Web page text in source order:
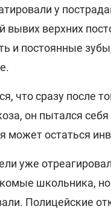
у
вывих верхних
и постоянные
что сразу после
он пытался
может остаться
уже
школьника,
Полицейские